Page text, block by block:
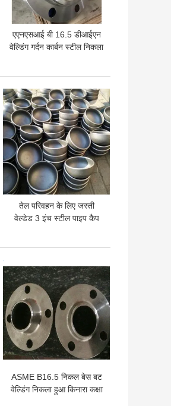
एएनएसआई बी 16.5 डीआईएन
वेल्डिंग गर्दन कार्बन स्टील निकला
तेल परिवहन के लिए जस्ती
वेल्डेड 3 इंच स्टील पाइप कैप
सबसे अच्छी कीमत
ASME B16.5 निकल बेस बट
वेल्डिंग निकला हुआ किनारा कक्षा
सबसे अच्छी कीमत